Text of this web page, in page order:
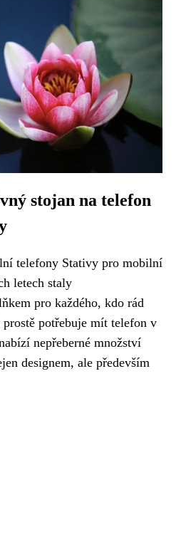
stojan na telefon
telefony Stativy pro mobilní
letech staly
pro každého, kdo rád
potřebuje mít telefon v
nepřeberné množství
designem, ale především